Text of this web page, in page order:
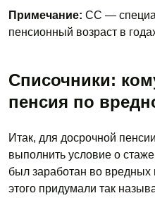
Примечание: СС —
пенсионный возраст в
Списочники:
пенсия по
Итак, для досрочной
выполнить условие о
был заработан во
этого придумали так